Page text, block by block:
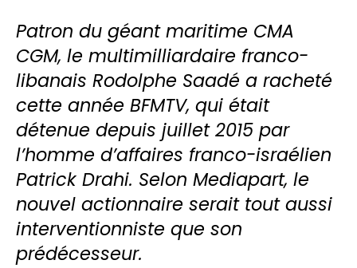
Patron du géant maritime CMA
CGM, le multimilliardaire franco-
libanais Rodolphe Saadé a racheté
cette année BFMTV, qui était
détenue depuis juillet 2015 par
l’homme d’affaires franco-israélien
Patrick Drahi. Selon Mediapart, le
nouvel actionnaire serait tout aussi
interventionniste que son
prédécesseur.